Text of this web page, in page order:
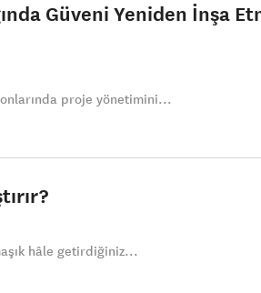
Güveni Yeniden İnşa
proje yönetimini...
hâle getirdiğiniz...